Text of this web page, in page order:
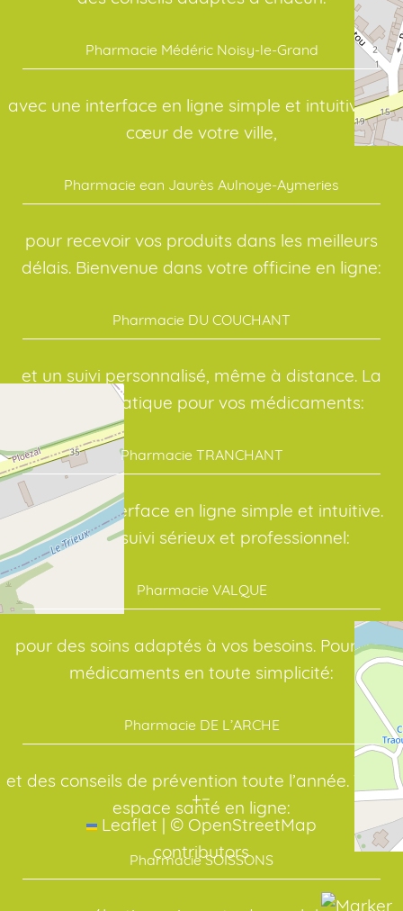
+−
Leaflet | © OpenStreetMap
contributors
Pharmacie Médéric Noisy-le-Grand
avec une interface en ligne simple et intuitive. Au
cœur de votre ville,
Pharmacie ean Jaurès Aulnoye-Aymeries
pour recevoir vos produits dans les meilleurs
délais. Bienvenue dans votre officine en ligne:
Pharmacie DU COUCHANT
et un suivi personnalisé, même à distance. La
solution pratique pour vos médicaments:
Pharmacie TRANCHANT
avec une interface en ligne simple et intuitive.
Avec un suivi sérieux et professionnel:
Pharmacie VALQUE
pour des soins adaptés à vos besoins. Pour vos
médicaments en toute simplicité:
Pharmacie DE L’ARCHE
et des conseils de prévention toute l’année. Votre
espace santé en ligne:
Pharmacie SOISSONS